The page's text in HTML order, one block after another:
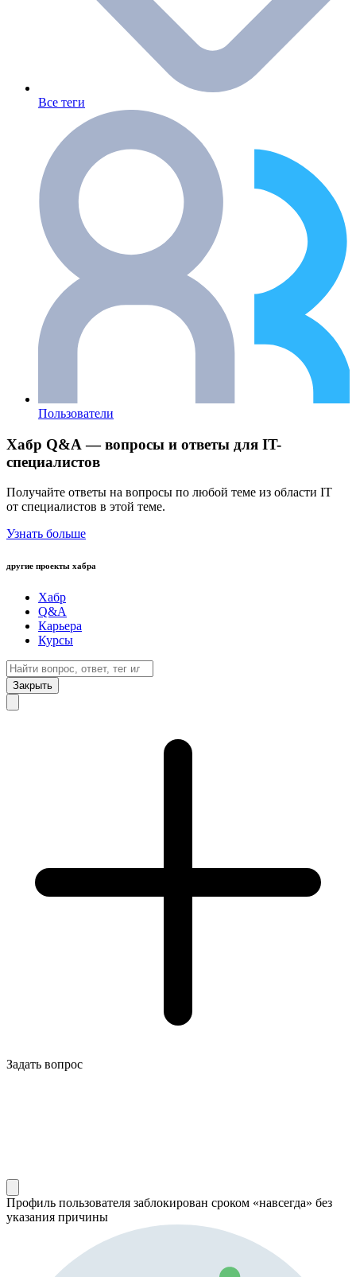
Все теги
Пользователи
Хабр Q&A — вопросы и ответы для IT-
специалистов
Получайте ответы на вопросы по любой теме из области IT
от специалистов в этой теме.
Узнать больше
другие проекты хабра
Хабр
Q&A
Карьера
Курсы
Закрыть
Задать вопрос
Профиль пользователя заблокирован сроком «навсегда» без
указания причины